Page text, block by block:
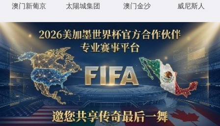
学校积极参与国际合作与交流，与爱尔兰格里菲斯学院、美国内布拉斯加
种国际合作项目不仅得到了国家的认可和支持，也是学校国际化发展战略
的重要组成部分。